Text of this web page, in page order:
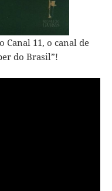
Canal 11, o canal de
do Brasil”!